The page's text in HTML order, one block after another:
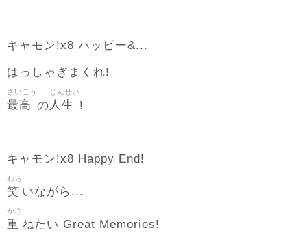
キャモン!x8 ハッピー&...
はっしゃぎまくれ!
最高
さいこう
の 人生
じんせい
!
キャモン!x8 Happy End!
笑
わら
いながら...
重
かさ
ねたい Great Memories!